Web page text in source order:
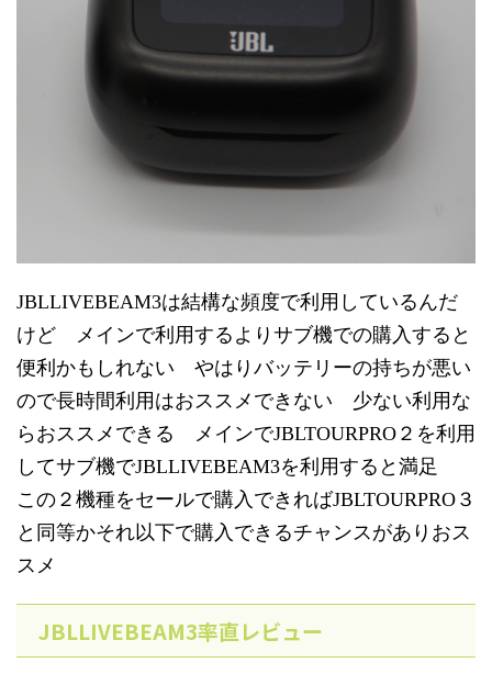
JBLLIVEBEAM3は結構な頻度で利用しているんだ
けど メインで利用するよりサブ機での購入すると
便利かもしれない やはりバッテリーの持ちが悪い
ので長時間利用はおススメできない 少ない利用な
らおススメできる メインでJBLTOURPRO２を利用
してサブ機でJBLLIVEBEAM3を利用すると満足
この２機種をセールで購入できればJBLTOURPRO３
と同等かそれ以下で購入できるチャンスがありおス
スメ
JBLLIVEBEAM3率直レビュー